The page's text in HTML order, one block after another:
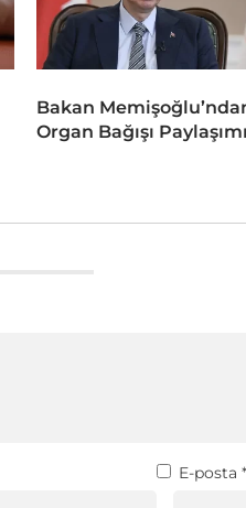
Bakan
Organ Bağışı Paylaşımı
E-posta *